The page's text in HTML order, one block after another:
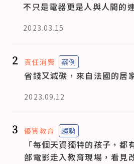
不只是電器更是人與人間的
2023.03.15
2 責任消費 案例
省錢又減碳，來自法國的居
2023.09.12
3 優質教育 趨勢
「每個天資獨特的孩子，都
部電影走入教育現場，看見